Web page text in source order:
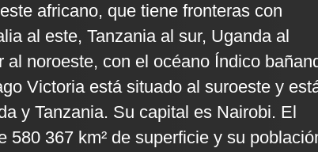
africano, que tiene fronteras con
al este, Tanzania al sur, Uganda al
al noroeste, con el océano Índico
Victoria está situado al suroeste y
y Tanzania. Su capital es Nairobi. El
580 367 km² de superficie y su